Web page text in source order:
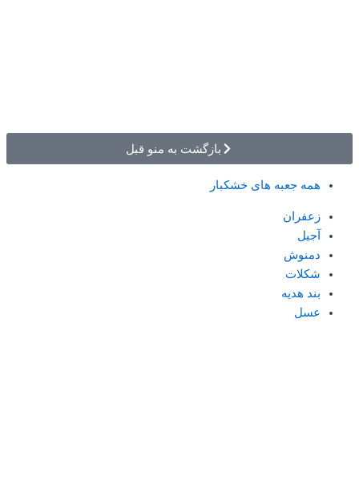
بازگشت به منو قبل
همه جعبه های خشکبار
زعفران
آجیل
دمنوش
شکلات
بند هدیه
عسل